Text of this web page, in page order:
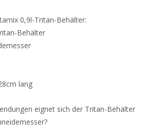
0,9l-Tritan-Behälter:
Behälter
lang
eignet sich der Tritan-Behälter